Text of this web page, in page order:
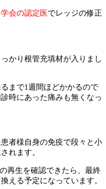
会の認定医でレッジの修正
かり根管充填材が入りまし
まで1週間ほどかかるので
時にあった痛みも無くなっ
者様自身の免疫で段々と小
れます。
再生を確認できたら、最終
える予定になっています。